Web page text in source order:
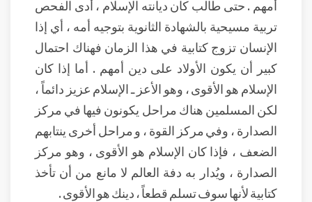
أمهم . حتى طالب كان ديانته الإسلام ، أدى الفحص
تربية مسيحية بالشهادة الثانوية بتوجيه أمه ، أي إذا
الإنسان تزوج كتابية في هذا الزمان فهناك احتمال
كبير أن يكون الأولاد على دين أمهم . أما إذا كان
الإسلام هو الأقوى ، وهو الأعز ـ الإسلام عزيز دائماً ،
لكن المسلمين هناك مراحل يكونون فيها في مركز
الصدارة ، وفي مركز القوة ، و مراحل أخرى ينتابهم
الضعف ، فإذا كان الإسلام هو الأقوى ، وهو مركز
الصدارة ، ويُدار به دفة العالم لا مانع من أن تأخذ
كتابية لأنها سوف تسلم قطعاً ، دينك هو الأقوى .